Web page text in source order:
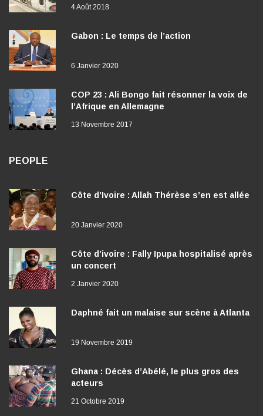
4 Août 2018
Gabon : Le temps de l’action
6 Janvier 2020
COP 23 : Ali Bongo fait résonner la voix de
l’Afrique en Allemagne
13 Novembre 2017
PEOPLE
Côte d’Ivoire : Allah Thérèse s’en est allée
20 Janvier 2020
Côte d’ivoire : Fally Ipupa hospitalisé après
un concert
2 Janvier 2020
Daphné fait un malaise sur scène à Atlanta
19 Novembre 2019
Ghana : Décès d’Abélé, le plus gros des
acteurs
21 Octobre 2019